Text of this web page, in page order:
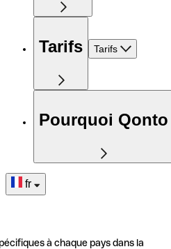
Tarifs Tarifs
Pourquoi Qonto
fr
à chaque pays dans la